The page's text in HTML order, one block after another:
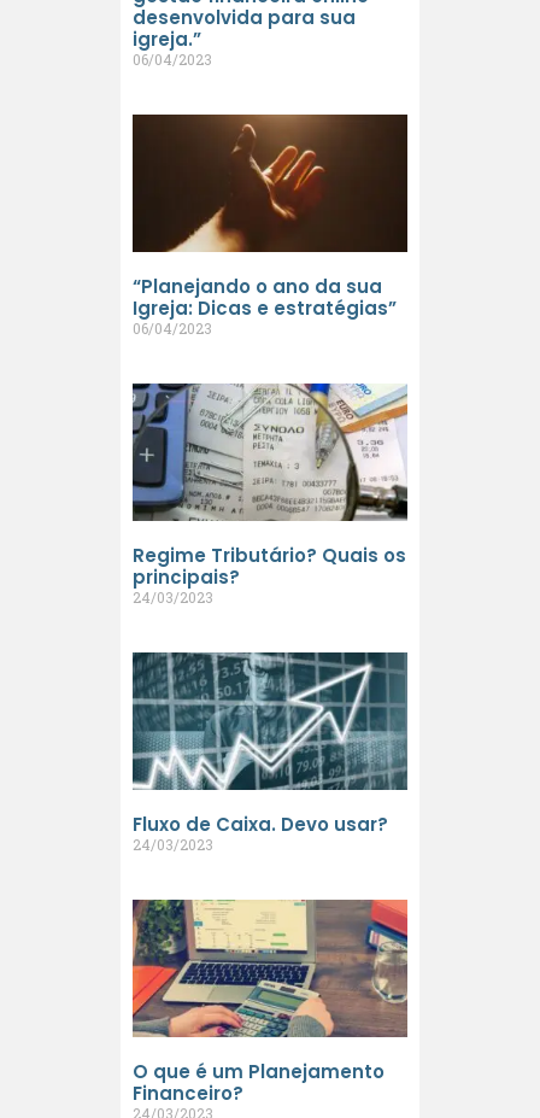
desenvolvida para sua
igreja.”
06/04/2023
“Planejando o ano da sua
Igreja: Dicas e estratégias”
06/04/2023
Regime Tributário? Quais os
principais?
24/03/2023
Fluxo de Caixa. Devo usar?
24/03/2023
O que é um Planejamento
Financeiro?
24/03/2023